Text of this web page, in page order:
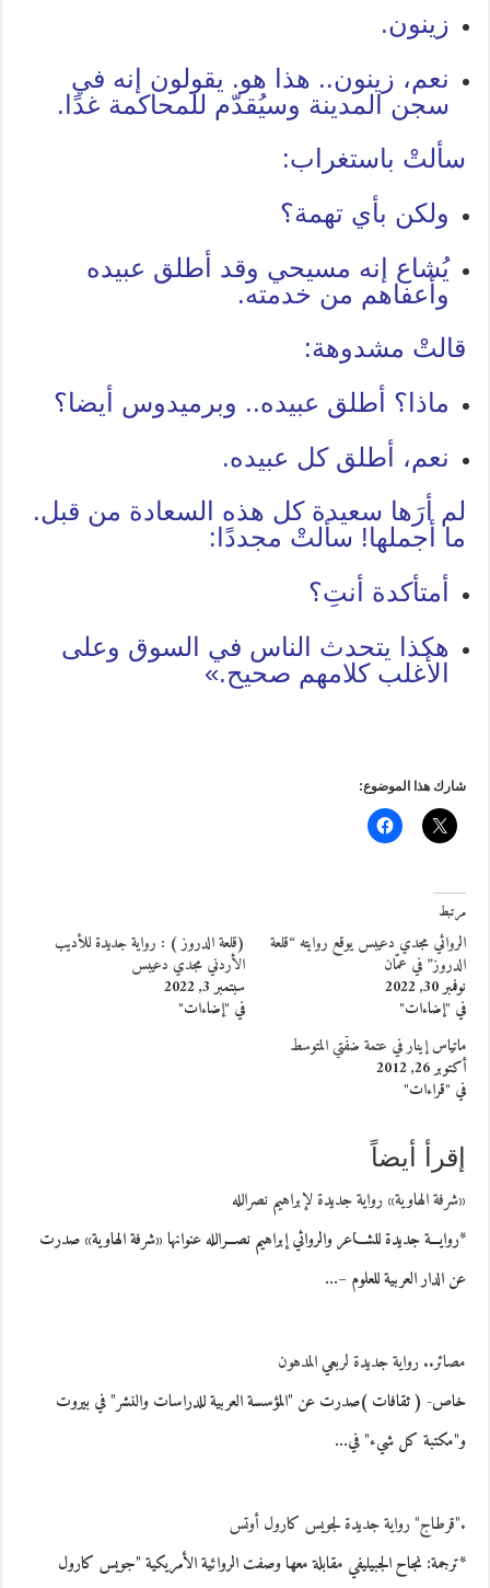
زينون.
نعم، زينون.. هذا هو. يقولون إنه في
سجن المدينة وسيُقدّم للمحاكمة غدًا.
سألتْ باستغراب:
ولكن بأي تهمة؟
يُشاع إنه مسيحي وقد أطلق عبيده
وأعفاهم من خدمته.
قالتْ مشدوهة:
ماذا؟ أطلق عبيده.. وبرميدوس أيضا؟
نعم، أطلق كل عبيده.
لم أرَها سعيدة كل هذه السعادة من قبل.
ما أجملها! سألتْ مجددًا:
أمتأكدة أنتِ؟
هكذا يتحدث الناس في السوق وعلى
الأغلب كلامهم صحيح.»
شارك هذا الموضوع:
مرتبط
الروائي مجدي دعيبس يوقع روايته “قلعة
الدروز” في عمّان
نوفمبر 30, 2022
في "إضاءات"
(قلعة الدروز ) : رواية جديدة للأديب
الأردني مجدي دعيبس
سبتمبر 3, 2022
في "إضاءات"
ماتياس إينار في عتمة ضفّتي المتوسط
أكتوبر 26, 2012
في "قراءات"
إقرأ أيضاً
«شرفة الهاوية» رواية جديدة لإبراهيم نصرالله
*روايـــة جديدة للشـــاعر والروائي إبراهيم نصـــرالله عنوانها «شرفة الهاوية» صدرت
عن الدار العربية للعلوم –…
مصائر.. رواية جديدة لربعي المدهون
خاص- ( ثقافات )صدرت عن "المؤسسة العربية للدراسات والنشر" في بيروت
و"مكتبة كل شيء" في…
."قرطاج" رواية جديدة لجويس كارول أوتس
*ترجمة: نجاح الجبيليفي مقابلة معها وصفت الروائية الأمريكية "جويس كارول